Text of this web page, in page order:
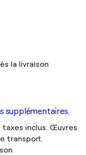
la livraison
supplémentaires.
taxes inclus. Œuvres
transport.